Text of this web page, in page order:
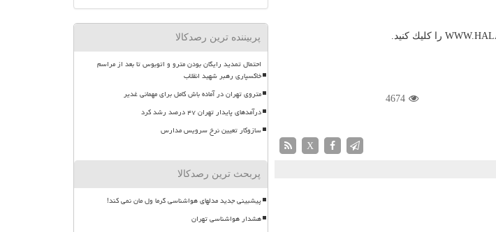
4674
X
پربیننده ترین رصدکالا
احتمال تمدید رایگان بودن مترو و اتوبوس تا بعد از مراسم
خاکسپاری رهبر شهید انقلاب
متروی تهران در آماده باش کامل برای مهمانی غدیر
درآمدهای پایدار تهران ۴۷ درصد رشد کرد
سازوکار تعیین نرخ سرویس مدارس
پربحث ترین رصدکالا
پیشبینی جدید مدلهای هواشناسی گرما ول مان نمی کند!
هشدار هواشناسی تهران